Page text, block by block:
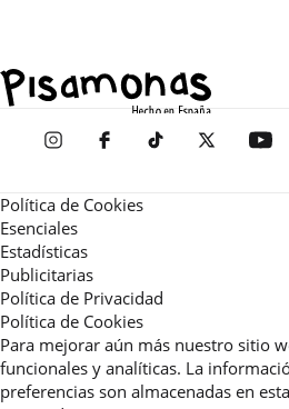
Política de Cookies
Esenciales
Estadísticas
Publicitarias
Política de Privacidad
Política de Cookies
Para mejorar aún más nuestro sitio
funcionales y analíticas. La
preferencias son almacenadas en